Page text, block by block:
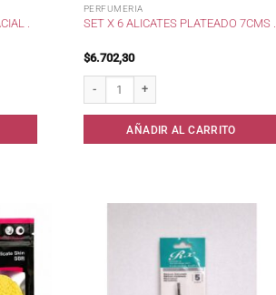
.
PERFUMERIA
SET X 6 ALICATES PLATEADO 7CMS .
$6.702,30
AÑADIR AL CARRITO